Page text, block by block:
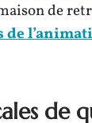
de
de
de